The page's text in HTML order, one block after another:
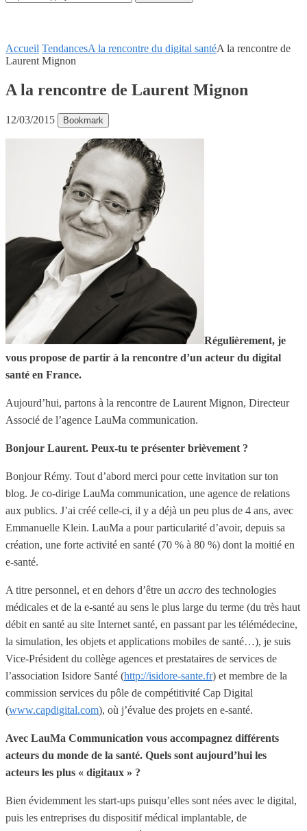
Accueil TendancesA la rencontre du digital santéA la rencontre de
Laurent Mignon
A la rencontre de Laurent Mignon
12/03/2015 Bookmark
Régulièrement, je
vous propose de partir à la rencontre d’un acteur du digital
santé en France.
Aujourd’hui, partons à la rencontre de Laurent Mignon, Directeur
Associé de l’agence LauMa communication.
Bonjour Laurent. Peux-tu te présenter brièvement ?
Bonjour Rémy. Tout d’abord merci pour cette invitation sur ton
blog. Je co-dirige LauMa communication, une agence de relations
aux publics. J’ai créé celle-ci, il y a déjà un peu plus de 4 ans, avec
Emmanuelle Klein. LauMa a pour particularité d’avoir, depuis sa
création, une forte activité en santé (70 % à 80 %) dont la moitié en
e-santé.
A titre personnel, et en dehors d’être un accro des technologies
médicales et de la e-santé au sens le plus large du terme (du très haut
débit en santé au site Internet santé, en passant par les télémédecine,
la simulation, les objets et applications mobiles de santé…), je suis
Vice-Président du collège agences et prestataires de services de
l’association Isidore Santé (http://isidore-sante.fr) et membre de la
commission services du pôle de compétitivité Cap Digital
(www.capdigital.com), où j’évalue des projets en e-santé.
Avec LauMa Communication vous accompagnez différents
acteurs du monde de la santé. Quels sont aujourd’hui les
acteurs les plus « digitaux » ?
Bien évidemment les start-ups puisqu’elles sont nées avec le digital,
puis les entreprises du dispositif médical implantable, de